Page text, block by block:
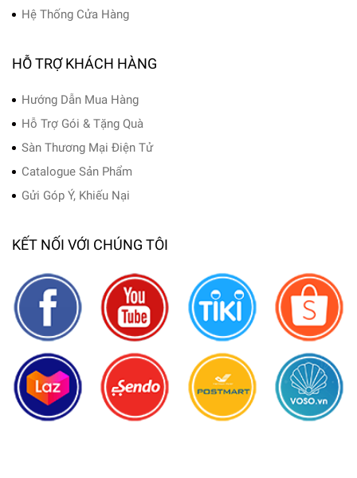
Hệ Thống Cửa Hàng
HỖ TRỢ KHÁCH HÀNG
Hướng Dẫn Mua Hàng
Hỗ Trợ Gói & Tặng Quà
Sàn Thương Mại Điện Tử
Catalogue Sản Phẩm
Gửi Góp Ý, Khiếu Nại
KẾT NỐI VỚI CHÚNG TÔI